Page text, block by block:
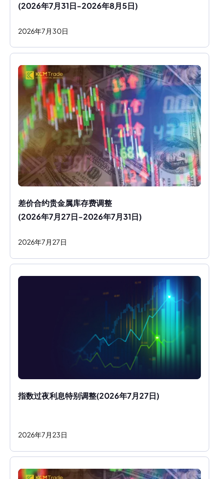
(2026年7月31日-2026年8月5日)
2026年7 月 30日
差价合约贵金属库存费调整
(2026年7月27日-2026年7月31日)
2026年7 月 27日
指数过夜利息特别调整(2026年7月27日)
2026年7 月 23日